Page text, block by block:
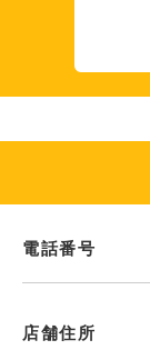
電話番号
店舗住所